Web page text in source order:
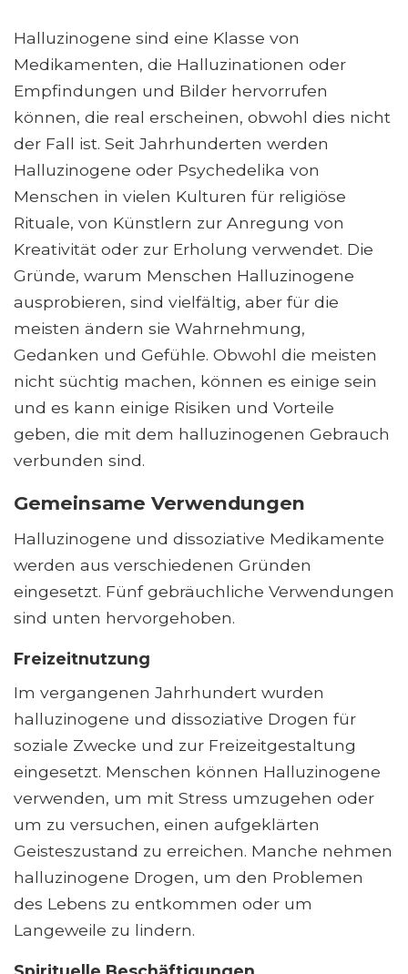
Halluzinogene sind eine Klasse von
Medikamenten, die Halluzinationen oder
Empfindungen und Bilder hervorrufen
können, die real erscheinen, obwohl dies nicht
der Fall ist. Seit Jahrhunderten werden
Halluzinogene oder Psychedelika von
Menschen in vielen Kulturen für religiöse
Rituale, von Künstlern zur Anregung von
Kreativität oder zur Erholung verwendet. Die
Gründe, warum Menschen Halluzinogene
ausprobieren, sind vielfältig, aber für die
meisten ändern sie Wahrnehmung,
Gedanken und Gefühle. Obwohl die meisten
nicht süchtig machen, können es einige sein
und es kann einige Risiken und Vorteile
geben, die mit dem halluzinogenen Gebrauch
verbunden sind.
Gemeinsame Verwendungen
Halluzinogene und dissoziative Medikamente
werden aus verschiedenen Gründen
eingesetzt. Fünf gebräuchliche Verwendungen
sind unten hervorgehoben.
Freizeitnutzung
Im vergangenen Jahrhundert wurden
halluzinogene und dissoziative Drogen für
soziale Zwecke und zur Freizeitgestaltung
eingesetzt. Menschen können Halluzinogene
verwenden, um mit Stress umzugehen oder
um zu versuchen, einen aufgeklärten
Geisteszustand zu erreichen. Manche nehmen
halluzinogene Drogen, um den Problemen
des Lebens zu entkommen oder um
Langeweile zu lindern.